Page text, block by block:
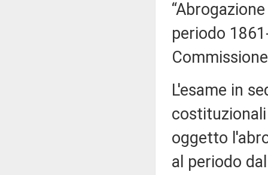
periodo
L'esame in
oggetto
al periodo